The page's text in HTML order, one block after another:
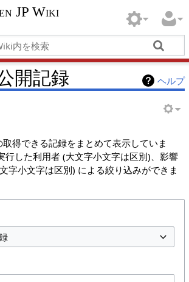
JP Wiki
ヘルプ
開記録
得できる記録をまとめて表示していま
行した利用者 (大文字小文字は区別)、影響
字小文字は区別) による絞り込みができま